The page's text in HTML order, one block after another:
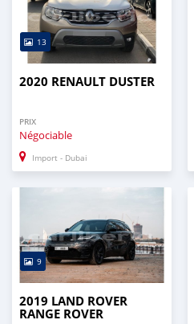
13
2020 RENAULT DUSTER
PRIX
Négociable
Import - Dubai
9
2019 LAND ROVER
RANGE ROVER